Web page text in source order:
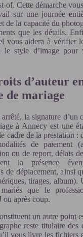
of. Cette démarche
sur une journée
de la capacité du
que les détails.
vous aidera à vérifier
le style d’image pour
d’auteur
de mariage
la signature d’un
à Annecy est une
cadre de la prestation :
de paiement
ou de report, délais
la présence
de déplacement, ainsi
tirages, album).
que le
ou après coup.
un autre point
reste titulaire des
vous livre les fichiers